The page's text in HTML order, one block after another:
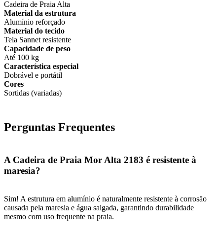
Cadeira de Praia Alta
Material da estrutura
Alumínio reforçado
Material do tecido
Tela Sannet resistente
Capacidade de peso
Até 100 kg
Característica especial
Dobrável e portátil
Cores
Sortidas (variadas)
Perguntas Frequentes
A Cadeira de Praia Mor Alta 2183 é resistente à
maresia?
Sim! A estrutura em alumínio é naturalmente resistente à corrosão
causada pela maresia e água salgada, garantindo durabilidade
mesmo com uso frequente na praia.